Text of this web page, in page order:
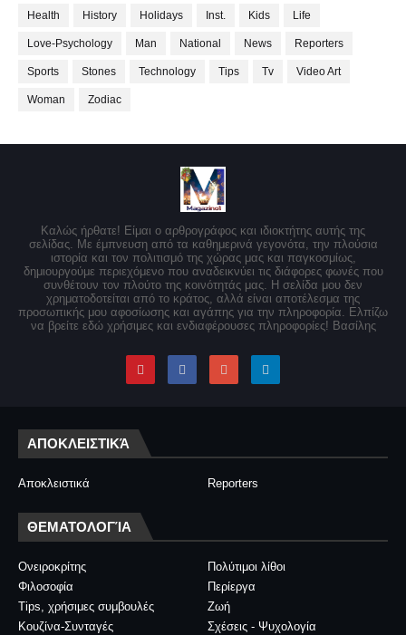
Health History Holidays Inst. Kids Life
Love-Psychology Man National News Reporters
Sports Stones Technology Tips Tv Video Art
Woman Zodiac
Καλώς ήρθατε! Είμαι ο αρθρογράφος και ιδιοκτήτης αυτής της
σελίδας. Με έμπνευση από τα καθημερινά γεγονότα, την πλούσια
ιστορία και τον πολιτισμό της χώρας μας και παγκοσμίως,
δημιουργούμε περιεχόμενο που αναδεικνύει τις διάφορες φωνές που
συνθέτουν τον πλούτο της κοινότητάς μας. Η σελίδα μου δεν
χρηματοδοτείται από το κράτος, αλλά είναι αποτέλεσμα της
προσωπικής μου αφοσίωσης και αγάπης για την πληροφορία. Ελπίζω
να βρείτε εδώ χρήσιμες και ενδιαφέρουσες πληροφορίες! Βασίλης
ΑΠΟΚΛΕΙΣΤΙΚΆ
Αποκλειστικά Reporters
ΘΕΜΑΤΟΛΟΓΊΑ
Ονειροκρίτης
Πολύτιμοι λίθοι
Φιλοσοφία
Περίεργα
Tips, χρήσιμες συμβουλές
Ζωή
Κουζίνα-Συνταγές
Σχέσεις - Ψυχολογία